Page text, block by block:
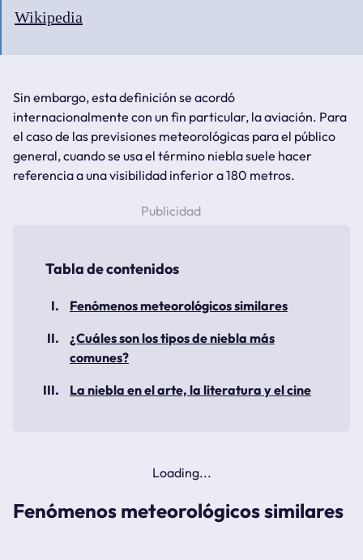
Wikipedia
Sin embargo, esta definición se acordó
internacionalmente con un fin particular, la aviación. Para
el caso de las previsiones meteorológicas para el público
general, cuando se usa el término niebla suele hacer
referencia a una visibilidad inferior a 180 metros.
Fenómenos meteorológicos similares
¿Cuáles son los tipos de niebla más
comunes?
La niebla en el arte, la literatura y el cine
Fenómenos meteorológicos similares